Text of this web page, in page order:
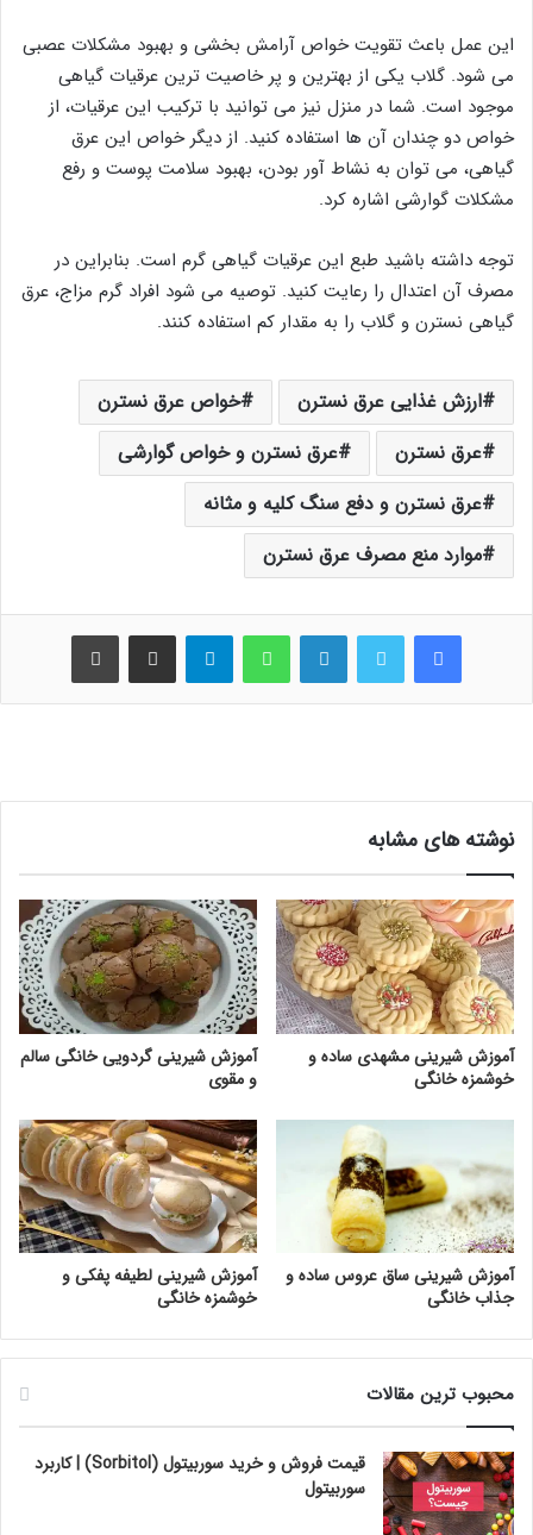
این عمل باعث تقویت خواص آرامش بخشی و بهبود مشکلات عصبی
می شود. گلاب یکی از بهترین و پر خاصیت ترین عرقیات گیاهی
موجود است. شما در منزل نیز می توانید با ترکیب این عرقیات، از
خواص دو چندان آن ها استفاده کنید. از دیگر خواص این عرق
گیاهی، می توان به نشاط آور بودن، بهبود سلامت پوست و رفع
مشکلات گوارشی اشاره کرد.
توجه داشته باشید طبع این عرقیات گیاهی گرم است. بنابراین در
مصرف آن اعتدال را رعایت کنید. توصیه می شود افراد گرم مزاج، عرق
گیاهی نسترن و گلاب را به مقدار کم استفاده کنند.
ارزش غذایی عرق نسترن
خواص عرق نسترن
عرق نسترن
عرق نسترن و خواص گوارشی
عرق نسترن و دفع سنگ کلیه و مثانه
موارد منع مصرف عرق نسترن
فیس بوک لینکدین واتس آپ اشتراک گذاری از طریق ایمیل
نوشته های مشابه
آموزش شیرینی مشهدی ساده و
خوشمزه خانگی
آموزش شیرینی گردویی خانگی سالم
و مقوی
آموزش شیرینی ساق عروس ساده و
جذاب خانگی
آموزش شیرینی لطیفه پفکی و
خوشمزه خانگی
محبوب ترین مقالات
قیمت فروش و خرید سوربیتول (Sorbitol) | کاربرد
سوربیتول